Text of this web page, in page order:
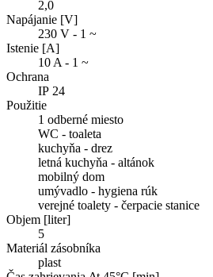
2,0
Napájanie [V]
230 V - 1 ~
Istenie [A]
10 A - 1 ~
Ochrana
IP 24
Použitie
1 odberné miesto
WC - toaleta
kuchyňa - drez
letná kuchyňa - altánok
mobilný dom
umývadlo - hygiena rúk
verejné toalety - čerpacie stanice
Objem [liter]
5
Materiál zásobníka
plast